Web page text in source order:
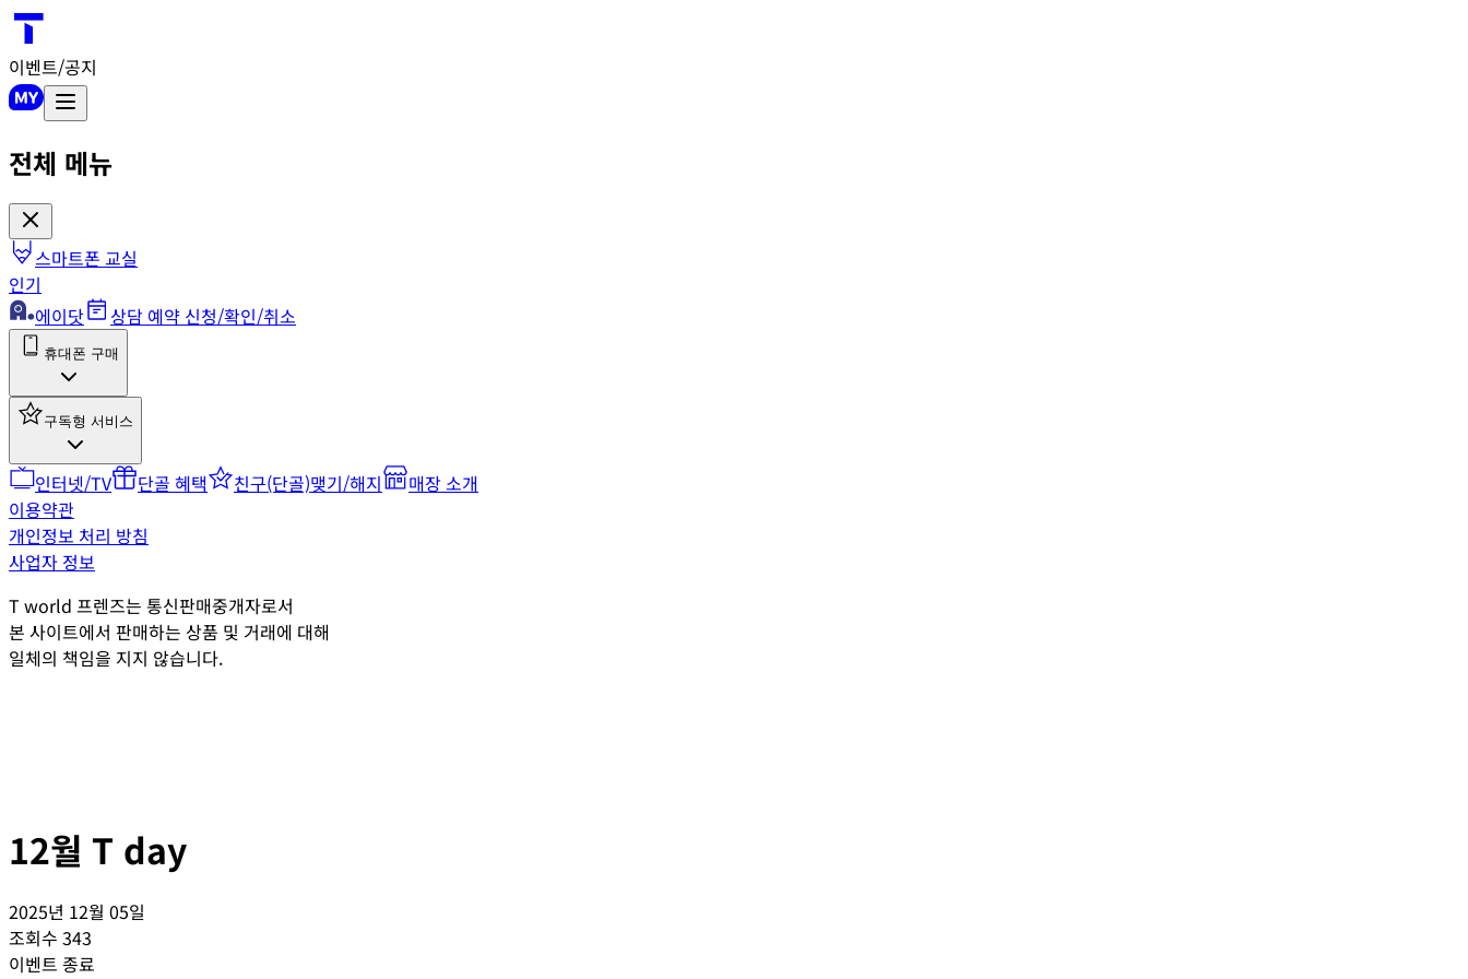
이벤트/공지
전체 메뉴
스마트폰 교실
인기
에이닷
상담 예약 신청/확인/취소
휴대폰 구매
구독형 서비스
인터넷/TV 단골 혜택 친구(단골)맺기/해지
매장 소개
이용약관
개인정보 처리 방침
사업자 정보
T world 프렌즈는 통신판매중개자로서
본 사이트에서 판매하는 상품 및 거래에 대해
일체의 책임을 지지 않습니다.
12월 T day
2025년 12월 05일
조회수 343
이벤트 종료